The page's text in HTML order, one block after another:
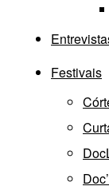
Festivais